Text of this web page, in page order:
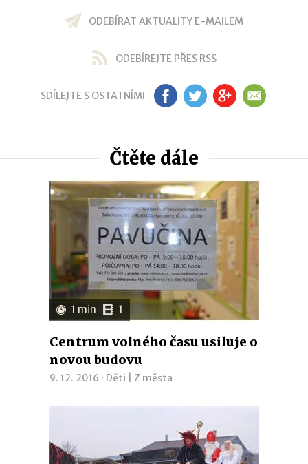
ODEBÍRAT AKTUALITY E-MAILEM
ODEBÍREJTE PŘES RSS
SDÍLEJTE S OSTATNÍMI FB TW GP EM
Čtěte dále
1 min 1
Centrum volného času usiluje o
novou budovu
9. 12. 2016 · Děti Z města